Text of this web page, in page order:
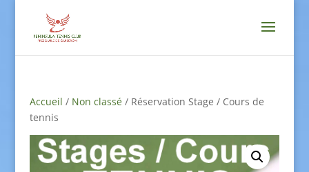
Accueil / Non classé/ Réservation Stage / Cours de
tennis